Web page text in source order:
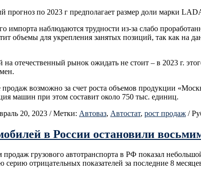
прогноз по 2023 г предполагает размер доли марки
импорта наблюдаются трудности из-за слабо
объемы для укрепления занятых позиций, так как на
отечественный рынок ожидать не стоит – в 2023 г.
возможно за счет роста объемов продукции
машин при этом составит около 750 тыс. единиц.
20, 2023 / Метки: Автоваз, Автостат, рост продаж /
в России остановили
грузового автотранспорта в РФ показал
отрицательных показателей за последние 8